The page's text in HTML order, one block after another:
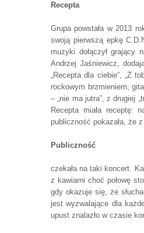
Recepta
Grupa powstała w 2013
swoją pierwszą epkę
muzyki dołączył grający
Andrzej Jaśniewicz,
„Recepta dla ciebie”, „Z
rockowym brzmieniem,
– „nie ma jutra”, z drugiej
Recepta miała receptę:
publiczność pokazała, że
Publiczność
czekała na taki koncert.
z kawiarni choć połowę
gdy okazuje się, że
jest wyzwalające dla
upust znalazło w czasie